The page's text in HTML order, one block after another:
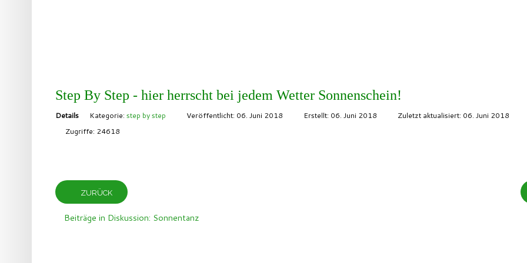
Step By Step - hier herrscht bei jedem Wetter Sonnenschein!
Details Kategorie: step by step Veröffentlicht: 06. Juni 2018 Erstellt: 06. Juni 2018
Zuletzt aktualisiert: 06. Juni 2018
Zugriffe: 24618
ZURÜCK
Beiträge in Diskussion: Sonnentanz